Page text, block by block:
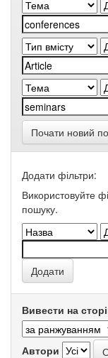
Почати новий
Додати фільтри:
Використовуйте
пошуку.
Вивести на
Автори